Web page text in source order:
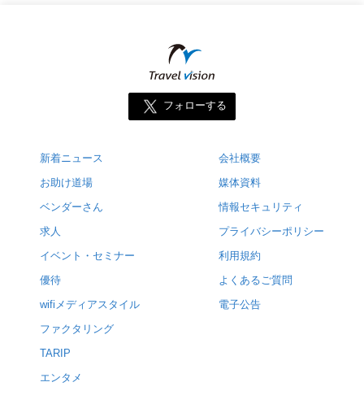
フォローする
新着ニュース
お助け道場
ベンダーさん
求人
イベント・セミナー
優待
wifiメディアスタイル
ファクタリング
TARIP
エンタメ
会社概要
媒体資料
情報セキュリティ
プライバシーポリシー
利用規約
よくあるご質問
電子公告